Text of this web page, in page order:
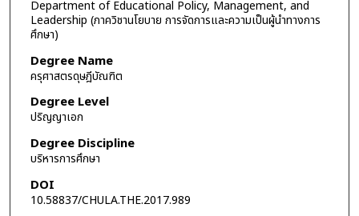
Department of Educational Policy, Management, and
Leadership (ภาควิชานโยบาย การจัดการและความเป็นผู้นำทางการ
ศึกษา)
Degree Name
ครุศาสตรดุษฎีบัณฑิต
Degree Level
ปริญญาเอก
Degree Discipline
บริหารการศึกษา
DOI
10.58837/CHULA.THE.2017.989